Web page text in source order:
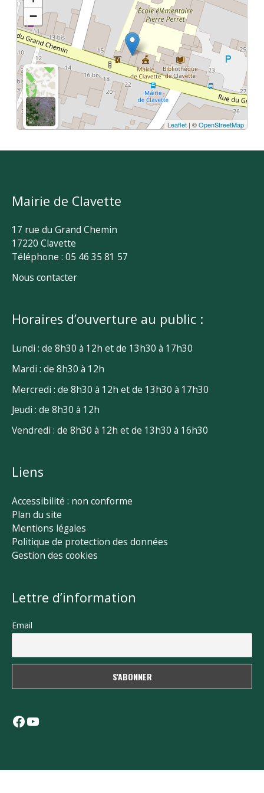
−
Leaflet | ©OpenStreetMap
Mairie de Clavette
17 rue du Grand Chemin
17220 Clavette
Téléphone : 05 46 35 81 57
Nous contacter
Horaires d’ouverture au public :
Lundi : de 8h30 à 12h et de 13h30 à 17h30
Mardi : de 8h30 à 12h
Mercredi : de 8h30 à 12h et de 13h30 à 17h30
Jeudi : de 8h30 à 12h
Vendredi : de 8h30 à 12h et de 13h30 à 16h30
Liens
Accessibilité : non conforme
Plan du site
Mentions légales
Politique de protection des données
Gestion des cookies
Lettre d’information
Email
Facebook
YouTube